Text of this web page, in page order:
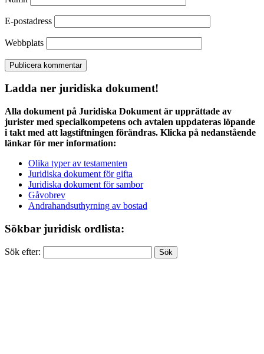
E-postadress
Webbplats
Ladda ner juridiska dokument!
Alla dokument på Juridiska Dokument är upprättade av
jurister med specialkompetens och avtalen uppdateras löpande
i takt med att lagstiftningen förändras. Klicka på nedanstående
länkar för mer information:
Olika typer av testamenten
Juridiska dokument för gifta
Juridiska dokument för sambor
Gåvobrev
Andrahandsuthyrning av bostad
Sökbar juridisk ordlista:
Sök efter: